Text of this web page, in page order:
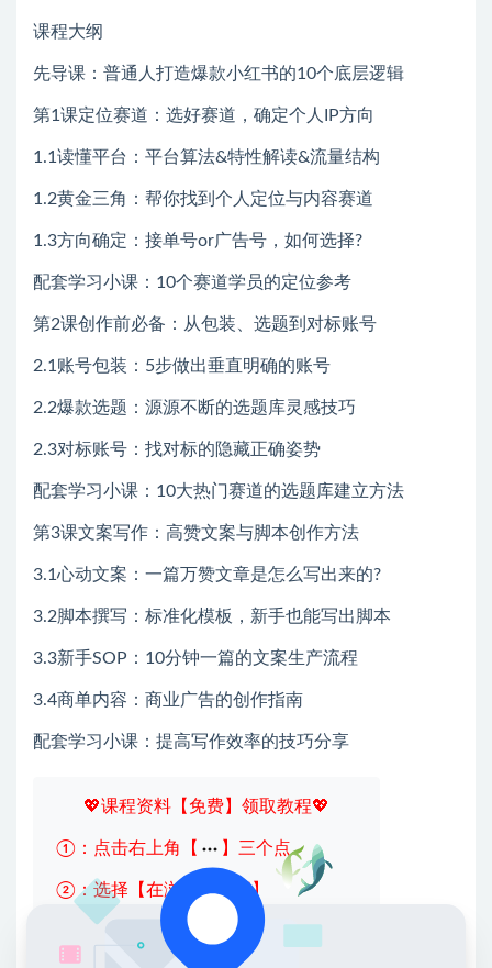
课程大纲
先导课：普通人打造爆款小红书的10个底层逻辑
第1课定位赛道：选好赛道，确定个人IP方向
1.1读懂平台：平台算法&特性解读&流量结构
1.2黄金三角：帮你找到个人定位与内容赛道
1.3方向确定：接单号or广告号，如何选择?
配套学习小课：10个赛道学员的定位参考
第2课创作前必备：从包装、选题到对标账号
2.1账号包装：5步做出垂直明确的账号
2.2爆款选题：源源不断的选题库灵感技巧
2.3对标账号：找对标的隐藏正确姿势
配套学习小课：10大热门赛道的选题库建立方法
第3课文案写作：高赞文案与脚本创作方法
3.1心动文案：一篇万赞文章是怎么写出来的?
3.2脚本撰写：标准化模板，新手也能写出脚本
3.3新手SOP：10分钟一篇的文案生产流程
3.4商单内容：商业广告的创作指南
配套学习小课：提高写作效率的技巧分享
💖课程资料【免费】领取教程💖
①：点击右上角【 】三个点
②：选择【在浏览器打开】
③：点击右上方【登录】领取